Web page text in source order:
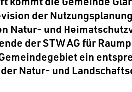
der
Natur- und
der STW AG für
ein
Natur- und